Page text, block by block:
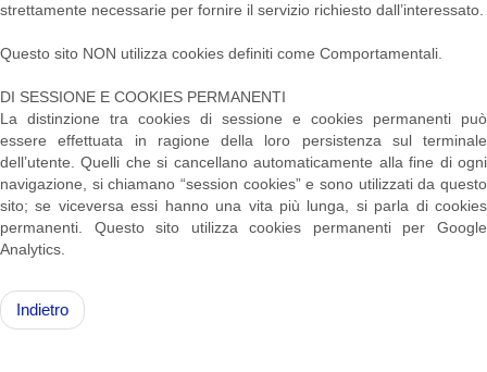
strettamente necessarie per fornire il servizio richiesto dall’interessato.
Questo sito NON utilizza cookies definiti come Comportamentali.
DI SESSIONE E COOKIES PERMANENTI
La distinzione tra cookies di sessione e cookies permanenti può
essere effettuata in ragione della loro persistenza sul terminale
dell’utente. Quelli che si cancellano automaticamente alla fine di ogni
navigazione, si chiamano “session cookies” e sono utilizzati da questo
sito; se viceversa essi hanno una vita più lunga, si parla di cookies
permanenti. Questo sito utilizza cookies permanenti per Google
Analytics.
Indietro